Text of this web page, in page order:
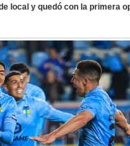
local y quedó con la primera